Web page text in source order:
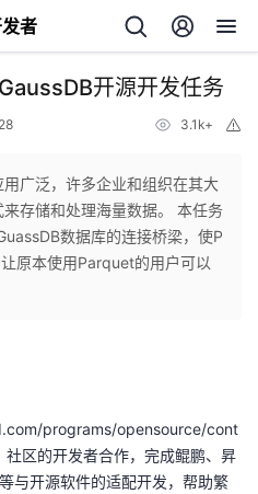
者
开源开发任务
3.1k+
用广泛，许多企业和组织在其大
存储和处理海量数据。 本任务
数据库的连接桥梁，使P
原本使用Parquet的用户可以
programs/opensource/cont
社区的开发者合作，完成鲲鹏、昇
与开源软件的适配开发，帮助繁